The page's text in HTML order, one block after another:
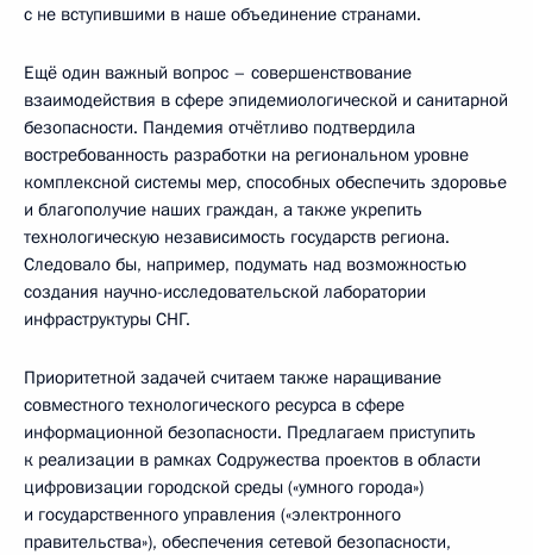
с не вступившими в наше объединение странами.
Ещё один важный вопрос – совершенствование
взаимодействия в сфере эпидемиологической и санитарной
безопасности. Пандемия отчётливо подтвердила
востребованность разработки на региональном уровне
комплексной системы мер, способных обеспечить здоровье
и благополучие наших граждан, а также укрепить
технологическую независимость государств региона.
Следовало бы, например, подумать над возможностью
создания научно-исследовательской лаборатории
инфраструктуры СНГ.
Приоритетной задачей считаем также наращивание
совместного технологического ресурса в сфере
информационной безопасности. Предлагаем приступить
к реализации в рамках Содружества проектов в области
цифровизации городской среды («умного города»)
и государственного управления («электронного
правительства»), обеспечения сетевой безопасности,